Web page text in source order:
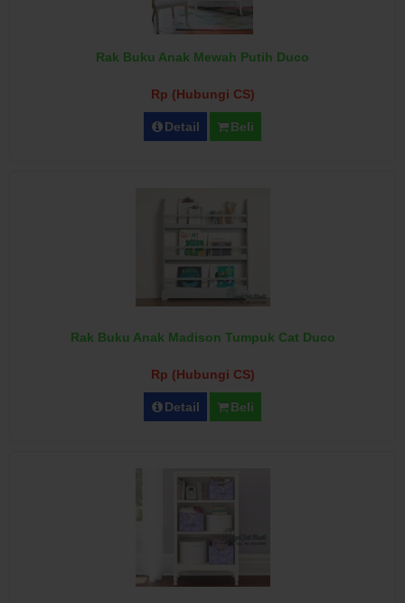
Rak Buku Anak Mewah Putih Duco
Rp (Hubungi CS)
Detail Beli
Rak Buku Anak Madison Tumpuk Cat Duco
Rp (Hubungi CS)
Detail Beli